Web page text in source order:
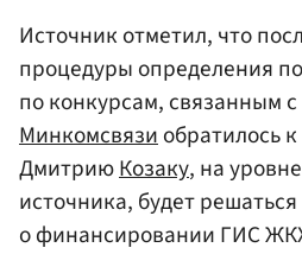
Источник отметил, что
процедуры определения
по конкурсам, связанным
Минкомсвязиобратилось
ДмитриюКозаку, на
источника, будет
о финансировании ГИС